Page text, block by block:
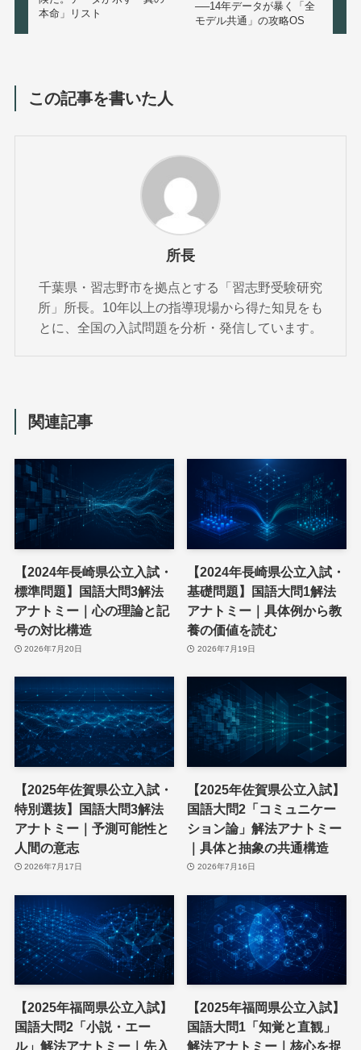
本命」リスト
──14年データが暴く「全
モデル共通」の攻略OS
この記事を書いた人
所長
千葉県・習志野市を拠点とする「習志野受験研究
所」所長。10年以上の指導現場から得た知見をも
とに、全国の入試問題を分析・発信しています。
関連記事
【2024年長崎県公立入試・
標準問題】国語大問3解法
アナトミー｜心の理論と記
号の対比構造
2026年7月20日
【2024年長崎県公立入試・
基礎問題】国語大問1解法
アナトミー｜具体例から教
養の価値を読む
2026年7月19日
【2025年佐賀県公立入試・
特別選抜】国語大問3解法
アナトミー｜予測可能性と
人間の意志
2026年7月17日
【2025年佐賀県公立入試】
国語大問2「コミュニケー
ション論」解法アナトミー
｜具体と抽象の共通構造
2026年7月16日
【2025年福岡県公立入試】
国語大問2「小説・エー
ル」解法アナトミー｜先入
【2025年福岡県公立入試】
国語大問1「知覚と直観」
解法アナトミー｜核心を捉